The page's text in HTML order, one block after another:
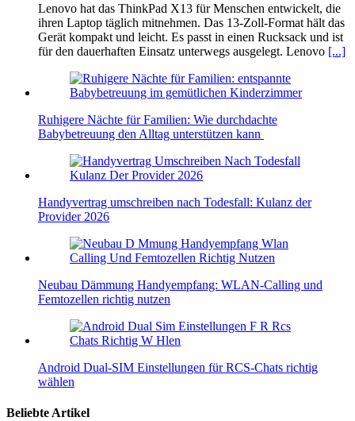
Lenovo hat das ThinkPad X13 für Menschen entwickelt, die
ihren Laptop täglich mitnehmen. Das 13-Zoll-Format hält das
Gerät kompakt und leicht. Es passt in einen Rucksack und ist
für den dauerhaften Einsatz unterwegs ausgelegt. Lenovo [...]
Ruhigere Nächte für Familien: Wie durchdachte
Babybetreuung den Alltag unterstützen kann
Handyvertrag umschreiben nach Todesfall: Kulanz der
Provider 2026
Neubau Dämmung Handyempfang: WLAN-Calling und
Femtozellen richtig nutzen
Android Dual‑SIM Einstellungen für RCS‑Chats richtig
wählen
Beliebte Artikel